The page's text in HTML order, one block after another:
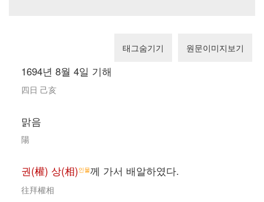
태그숨기기 원문이미지보기
1694년 8월 4일 기해
四日 己亥
맑음
陽
권(權) 상(相)인물께 가서 배알하였다.
往拜權相